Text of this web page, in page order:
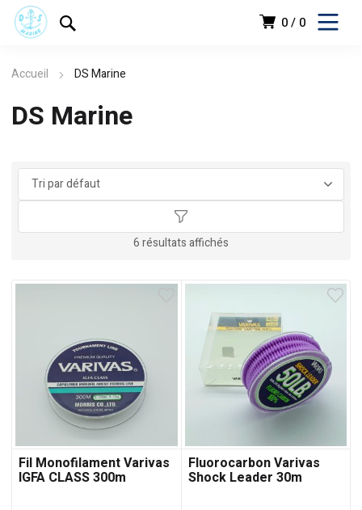
0 0
Accueil DS Marine
DS Marine
6 résultats affichés
Fil Monofilament Varivas
IGFA CLASS 300m
Fluorocarbon Varivas
Shock Leader 30m